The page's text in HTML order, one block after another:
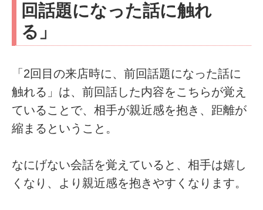
回話題になった話に触れ
る」
「2回目の来店時に、前回話題になった話に
触れる」は、前回話した内容をこちらが覚え
ていることで、相手が親近感を抱き、距離が
縮まるということ。
なにげない会話を覚えていると、相手は嬉し
くなり、より親近感を抱きやすくなります。